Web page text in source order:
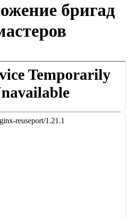
бригад